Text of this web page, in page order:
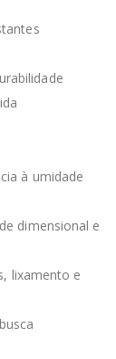
à umidade
dimensional e
lixamento e